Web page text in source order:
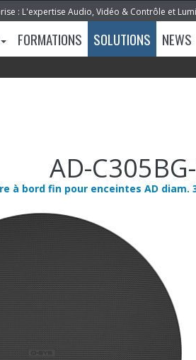
: L'expertise Audio, Vidéo & Contrôle et
FORMATIONS SOLUTIONS NEWS
AD-
à bord fin pour enceintes AD diam.